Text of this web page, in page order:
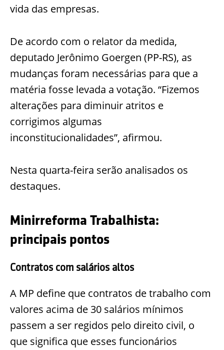
vida das empresas.
De acordo com o relator da medida,
deputado Jerônimo Goergen (PP-RS), as
mudanças foram necessárias para que a
matéria fosse levada a votação. “Fizemos
alterações para diminuir atritos e
corrigimos algumas
inconstitucionalidades”, afirmou.
Nesta quarta-feira serão analisados os
destaques.
Minirreforma Trabalhista:
principais pontos
Contratos com salários altos
A MP define que contratos de trabalho com
valores acima de 30 salários mínimos
passem a ser regidos pelo direito civil, o
que significa que esses funcionários